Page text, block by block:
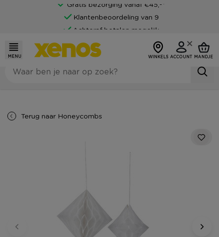
Gratis bezorging vanaf €45,-*
Klantenbeoordeling van 9
Achteraf betalen mogelijk
MENU WINKELS ACCOUNT MANDJE
Terug naar Honeycombs